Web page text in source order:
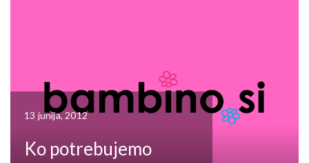
13 junija, 2012
Ko potrebujemo